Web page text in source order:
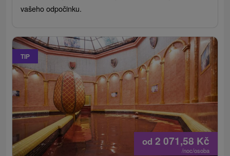
vašeho odpočinku.
TIP
od 2 071,58 Kč
/noc/osoba